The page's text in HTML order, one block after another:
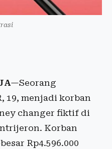
—Seorang
19, menjadi korban
changer fiktif di
Korban
Rp4.596.000